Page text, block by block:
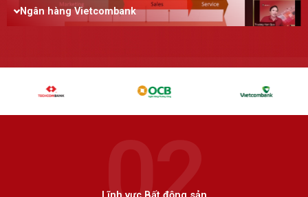
Ngân hàng Vietcombank
02